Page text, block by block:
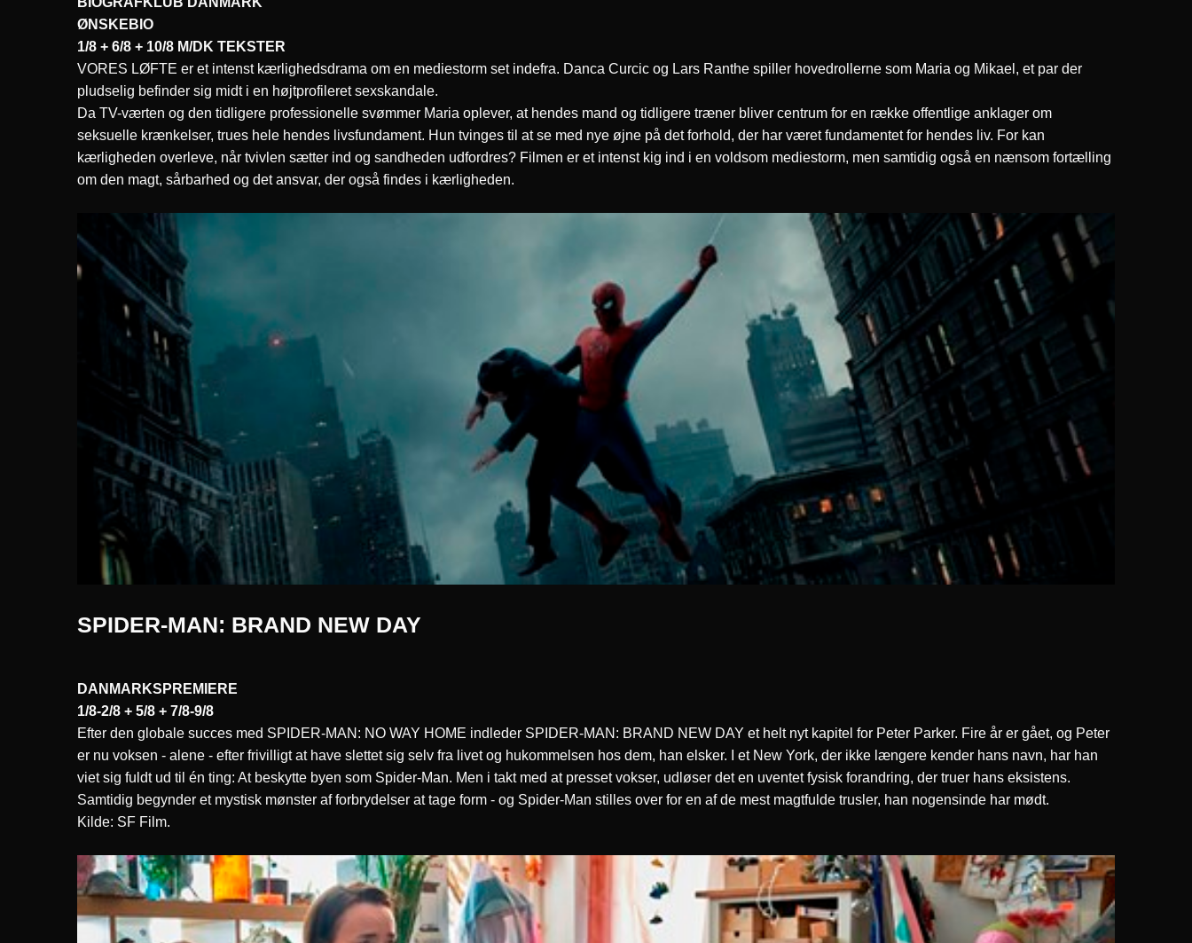
ØNSKEBIO
1/8 + 6/8 + 10/8 M/DK TEKSTER
VORES LØFTE er et intenst kærlighedsdrama om en mediestorm set indefra. Danca Curcic og Lars Ranthe spiller hovedrollerne som Maria og Mikael, et par der
pludselig befinder sig midt i en højtprofileret sexskandale.
Da TV-værten og den tidligere professionelle svømmer Maria oplever, at hendes mand og tidligere træner bliver centrum for en række offentlige anklager om
seksuelle krænkelser, trues hele hendes livsfundament. Hun tvinges til at se med nye øjne på det forhold, der har været fundamentet for hendes liv. For kan
kærligheden overleve, når tvivlen sætter ind og sandheden udfordres? Filmen er et intenst kig ind i en voldsom mediestorm, men samtidig også en nænsom fortælling
om den magt, sårbarhed og det ansvar, der også findes i kærligheden.
SPIDER-MAN: BRAND NEW DAY
DANMARKSPREMIERE
1/8-2/8 + 5/8 + 7/8-9/8
Efter den globale succes med SPIDER-MAN: NO WAY HOME indleder SPIDER-MAN: BRAND NEW DAY et helt nyt kapitel for Peter Parker. Fire år er gået, og Peter
er nu voksen - alene - efter frivilligt at have slettet sig selv fra livet og hukommelsen hos dem, han elsker. I et New York, der ikke længere kender hans navn, har han
viet sig fuldt ud til én ting: At beskytte byen som Spider-Man. Men i takt med at presset vokser, udløser det en uventet fysisk forandring, der truer hans eksistens.
Samtidig begynder et mystisk mønster af forbrydelser at tage form - og Spider-Man stilles over for en af de mest magtfulde trusler, han nogensinde har mødt.
Kilde: SF Film.